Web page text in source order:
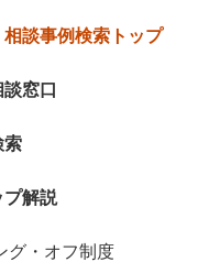
談事例検索トップ
窓口
索
プ解説
グ・オフ制度